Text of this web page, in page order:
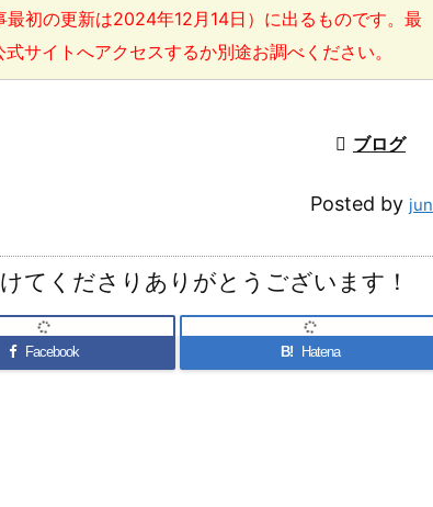
初の更新は2024年12月14日）に出るものです。最
サイトへアクセスするか別途お調べください。
 ブログ
Posted by jun
てくださりありがとうございます！
Facebook B! Hatena